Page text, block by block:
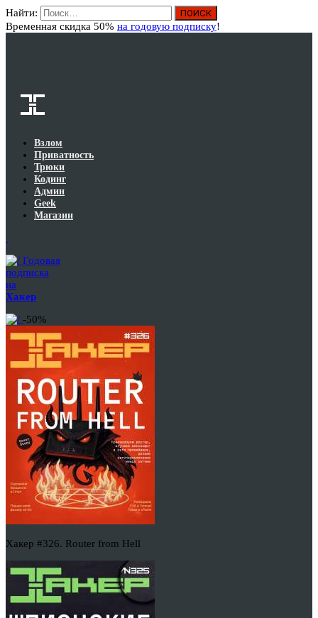
Найти:
Временная скидка 50% на годовую подписку!
Взлом
Приватность
Трюки
Кодинг
Админ
Geek
Магазин
Годовая
подписка
на
Хакер
-50%
Хакер #326. Router from Hell